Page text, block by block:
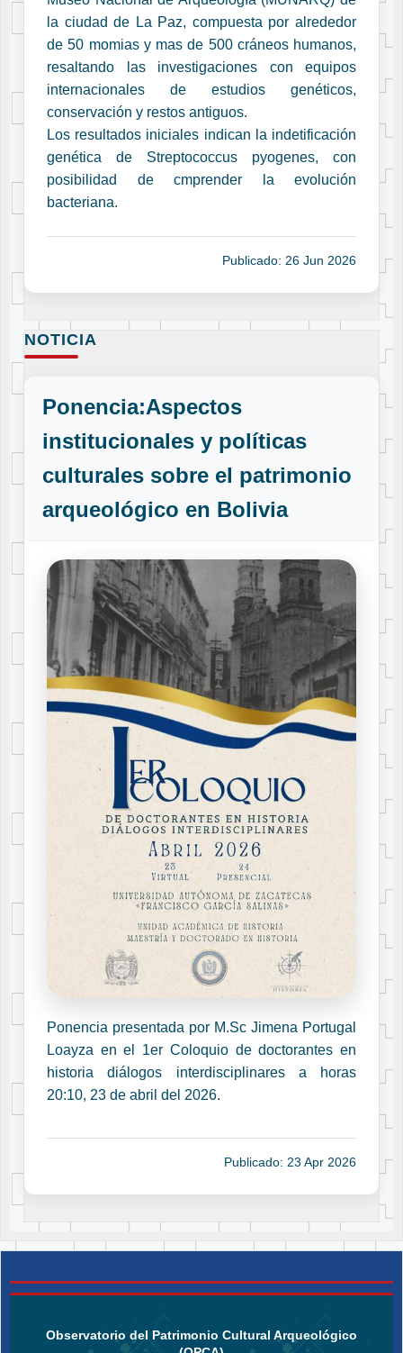
la ciudad de La Paz, compuesta por alrededor
de 50 momias y mas de 500 cráneos humanos,
resaltando las investigaciones con equipos
internacionales de estudios genéticos,
conservación y restos antiguos.
Los resultados iniciales indican la indetificación
genética de Streptococcus pyogenes, con
posibilidad de cmprender la evolución
bacteriana.
Publicado: 26 Jun 2026
NOTICIA
Ponencia:Aspectos
institucionales y políticas
culturales sobre el patrimonio
arqueológico en Bolivia
Ponencia presentada por M.Sc Jimena Portugal
Loayza en el 1er Coloquio de doctorantes en
historia diálogos interdisciplinares a horas
20:10, 23 de abril del 2026.
Publicado: 23 Apr 2026
Observatorio del Patrimonio Cultural Arqueológico